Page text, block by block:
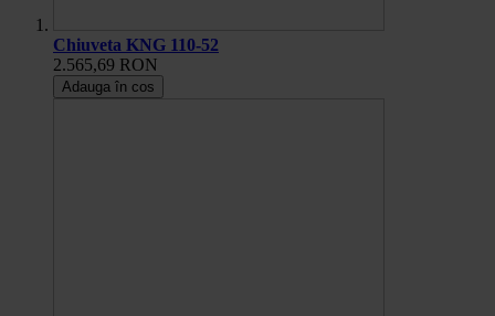
Chiuveta KNG 110-52
2.565,69 RON
Adauga în cos